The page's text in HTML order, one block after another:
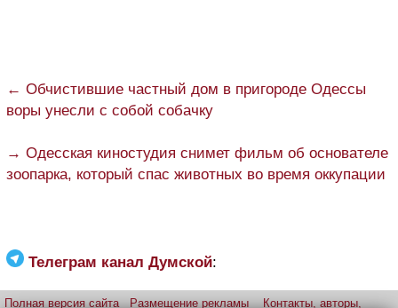
← Обчистившие частный дом в пригороде Одессы
воры унесли с собой собачку
→ Одесская киностудия снимет фильм об основателе
зоопарка, который спас животных во время оккупации
Телеграм канал Думской:
Полная версия сайта Размещение рекламы Контакты, авторы,